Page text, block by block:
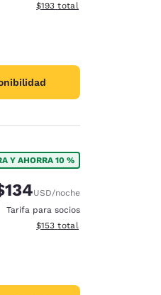
Ver detalles del total
$193 total
Y AHORRA 10 %
tachado:con descuento:
USD/noche
Tarifa para socios
Ver detalles del total
$153 total